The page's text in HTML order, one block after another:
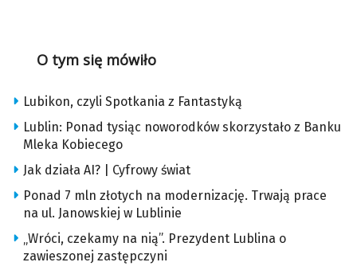
O tym się mówiło
Lubikon, czyli Spotkania z Fantastyką
Lublin: Ponad tysiąc noworodków skorzystało z Banku
Mleka Kobiecego
Jak działa AI? | Cyfrowy świat
Ponad 7 mln złotych na modernizację. Trwają prace
na ul. Janowskiej w Lublinie
„Wróci, czekamy na nią”. Prezydent Lublina o
zawieszonej zastępczyni